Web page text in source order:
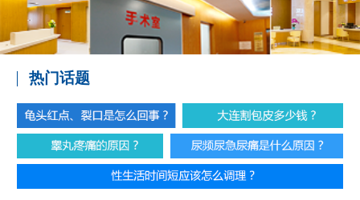
热门话题